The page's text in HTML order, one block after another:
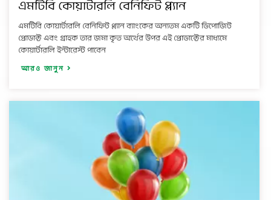
এমটিবি কোয়ার্টারলি বেনিফিট প্ল্যান
এমটিবি কোয়ার্টারলি বেনিফিট প্ল্যান ব্যাংকের অন্যতম একটি ডিপোজিট
প্রোডাক্ট এবং গ্রাহক তার জমা কৃত অর্থের উপর এই প্রোডাক্টের মাধ্যমে
কোয়ার্টারলি ইন্টারেস্ট পাবেন
আরও জানুন